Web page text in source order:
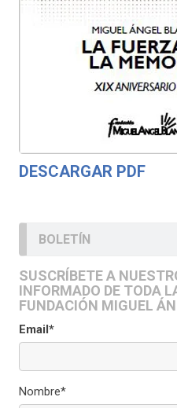
DESCARGAR PDF
BOLETÍN
SUSCRÍBETE A
INFORMADO DE TODA
FUNDACIÓN MIGUEL
Email*
Nombre*